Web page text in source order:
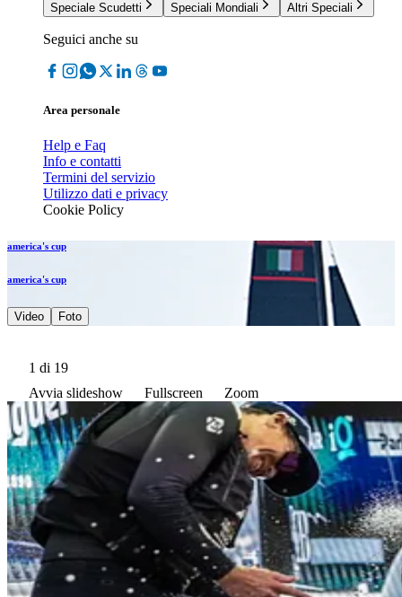
Speciale Scudetti
Speciali Mondiali Altri Speciali
Seguici anche su
Area personale
Help e Faq
Info e contatti
Termini del servizio
Utilizzo dati e privacy
Cookie Policy
america's cup
america's cup
Video Foto
1 di 19
Avvia slideshow
Fullscreen Zoom